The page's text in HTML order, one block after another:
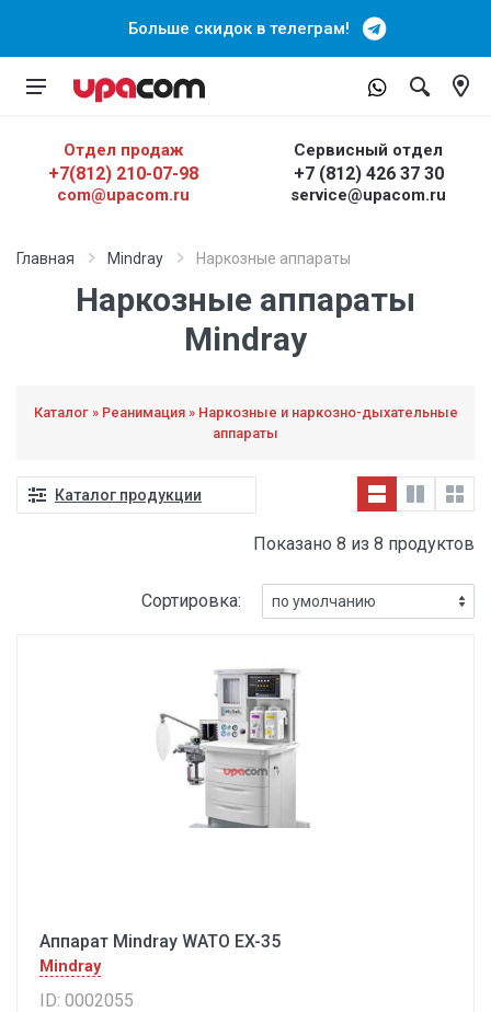
Больше скидок в телеграм!
Отдел продаж
+7(812) 210-07-98
com@upacom.ru
Сервисный отдел
+7 (812) 426 37 30
service@upacom.ru
Главная Mindray Наркозные аппараты
Наркозные аппараты
Mindray
Каталог » Реанимация » Наркозные и наркозно-дыхательные
аппараты
Каталог продукции
Показано 8 из 8 продуктов
Сортировка:
Аппарат Mindray WATO EX-35
Mindray
ID: 0002055